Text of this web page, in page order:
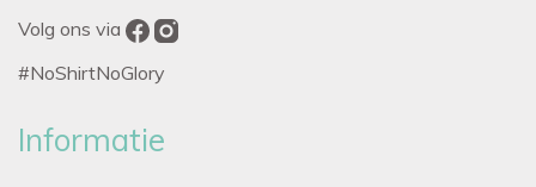
Volg ons via
#NoShirtNoGlory
Informatie